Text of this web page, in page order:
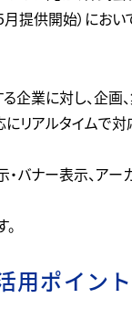
提供開始）にお
企業に対し、企
リアルタイムで
バナー表示、ア
用ポイント